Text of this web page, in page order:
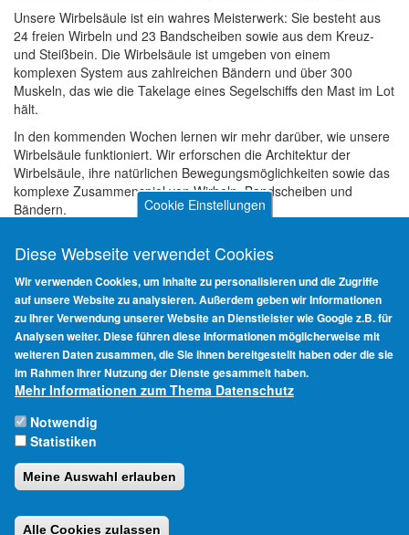
Unsere Wirbelsäule ist ein wahres Meisterwerk: Sie besteht aus
24 freien Wirbeln und 23 Bandscheiben sowie aus dem Kreuz-
und Steißbein. Die Wirbelsäule ist umgeben von einem
komplexen System aus zahlreichen Bändern und über 300
Muskeln, das wie die Takelage eines Segelschiffs den Mast im Lot
hält.
In den kommenden Wochen lernen wir mehr darüber, wie unsere
Wirbelsäule funktioniert. Wir erforschen die Architektur der
Wirbelsäule, ihre natürlichen Bewegungsmöglichkeiten sowie das
komplexe Zusammenspiel von Wirbeln, Bandscheiben und
Bändern.
Lebendigkeit. Wir richten uns auf, wir kräftigen die
Rumpfmuskulatur, wir lösen Verspannungen und fasziale
Verklebungen, wir bringen Beweglichkeit in die Wirbelsäule und
spüren, wie sich all dies auf unser gesamtes Sein auswirkt: wir
erheben würdevoll und stolz unser Haupt, zeigen Rückgrat,
haben eine kraftvolle Mitte, atmen frei – Energie fließt.
Impressum
Haftungsausschluss
Cookie Einstellungen
Diese Webseite verwendet Cookies
Wir verwenden Cookies, um Inhalte zu personalisieren und die Zugriffe
auf unsere Website zu analysieren. Außerdem geben wir Informationen
zu Ihrer Verwendung unserer Website an Dienstleister wie Google z.B. für
Analysen weiter. Diese führen diese Informationen möglicherweise mit
weiteren Daten zusammen, die Sie ihnen bereitgestellt haben oder die sie
im Rahmen Ihrer Nutzung der Dienste gesammelt haben.
Mehr Informationen zum Thema Datenschutz
Notwendig
Statistiken
Meine Auswahl erlauben
Alle Cookies zulassen